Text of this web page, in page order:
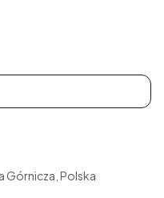
Górnicza, Polska